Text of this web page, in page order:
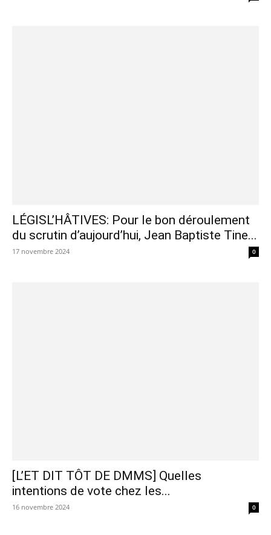
LÉGISL’HÂTIVES: Pour le bon déroulement
du scrutin d’aujourd’hui, Jean Baptiste Tine...
17 novembre 2024 0
[L’ET DIT TÔT DE DMMS] Quelles
intentions de vote chez les...
16 novembre 2024 0